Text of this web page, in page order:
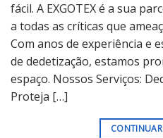
fácil. A EXGOTEX é a sua
a todas as críticas que
Com anos de experiência e
de dedetização, estamos
espaço. Nossos Serviços:
Proteja […]